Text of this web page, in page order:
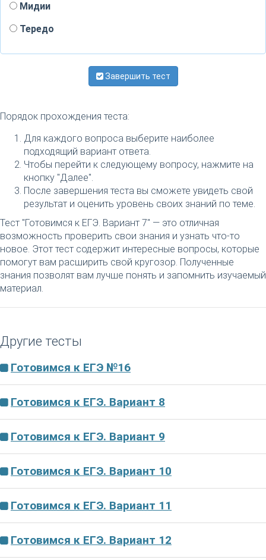
Мидии
Тередо
Завершить тест
Порядок прохождения теста:
Для каждого вопроса выберите наиболее
подходящий вариант ответа.
Чтобы перейти к следующему вопросу, нажмите на
кнопку "Далее".
После завершения теста вы сможете увидеть свой
результат и оценить уровень своих знаний по теме.
Тест "Готовимся к ЕГЭ. Вариант 7" — это отличная
возможность проверить свои знания и узнать что-то
новое. Этот тест содержит интересные вопросы, которые
помогут вам расширить свой кругозор. Полученные
знания позволят вам лучше понять и запомнить изучаемый
материал.
Другие тесты
Готовимся к ЕГЭ №16
Готовимся к ЕГЭ. Вариант 8
Готовимся к ЕГЭ. Вариант 9
Готовимся к ЕГЭ. Вариант 10
Готовимся к ЕГЭ. Вариант 11
Готовимся к ЕГЭ. Вариант 12